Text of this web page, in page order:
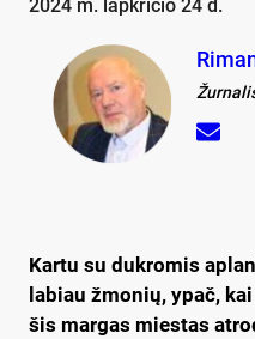
2024 m. lapkričio 24 d.
Kartu su dukromis
labiau žmonių, ypač,
šis margas miestas